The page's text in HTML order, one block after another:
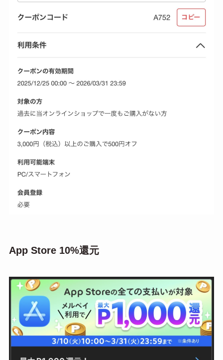
App Store 10%還元